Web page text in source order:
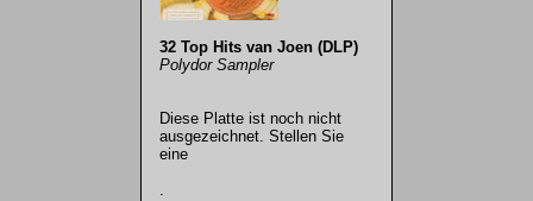
32 Top Hits van Joen (DLP)
Polydor Sampler
Diese Platte ist noch nicht
ausgezeichnet. Stellen Sie
eine
.